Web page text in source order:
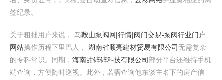
签纪录。
关于粗拙用户来说， 马鞍山泵阀网|行情|阀门交易-泵阀行业门户
网站操作历程下里巴人， 湖南省顺亮建材贸易有限公司 无需复杂
的专科常识。同期， 海南甜锌锌科技有限公司部分平台还维持手机
端查询，方便随时巡视。此外，若需查询他东谈主名下的房产信